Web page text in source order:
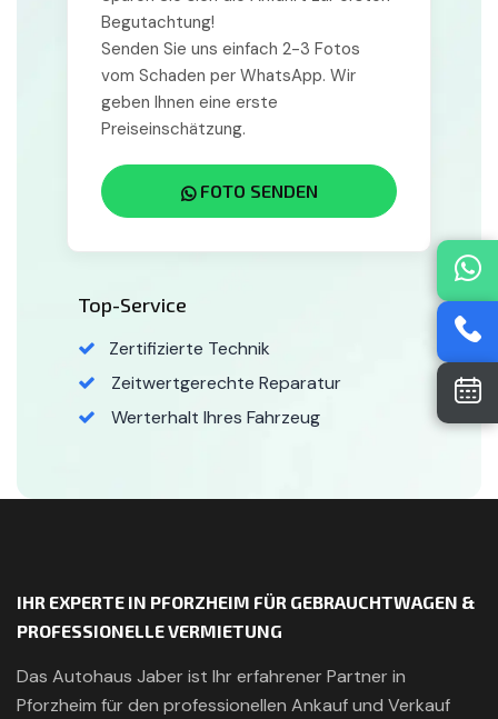
Begutachtung!
Senden Sie uns einfach 2-3 Fotos
vom Schaden per WhatsApp. Wir
geben Ihnen eine erste
Preiseinschätzung.
FOTO SENDEN
Top-Service
Zertifizierte Technik
Zeitwertgerechte Reparatur
Werterhalt Ihres Fahrzeug
IHR EXPERTE IN PFORZHEIM FÜR GEBRAUCHTWAGEN &
PROFESSIONELLE VERMIETUNG
Das Autohaus Jaber ist Ihr erfahrener Partner in
Pforzheim für den professionellen Ankauf und Verkauf